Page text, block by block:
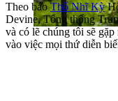
Theo báoThổ Nhĩ Kỳ
Devine, Tổng thống
và có lẽ chúng tôi sẽ
vào việc mọi thứ diễn